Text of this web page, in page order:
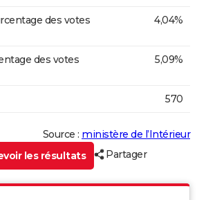
des votes
4,04%
des votes
5,09%
570
Source : ministère de l’Intérieur
les résultats
Partager